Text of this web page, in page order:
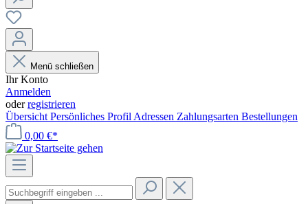
Menü schließen
Ihr Konto
Anmelden
oderregistrieren
Übersicht Persönliches Profil Adressen Zahlungsarten Bestellungen
0,00 €*